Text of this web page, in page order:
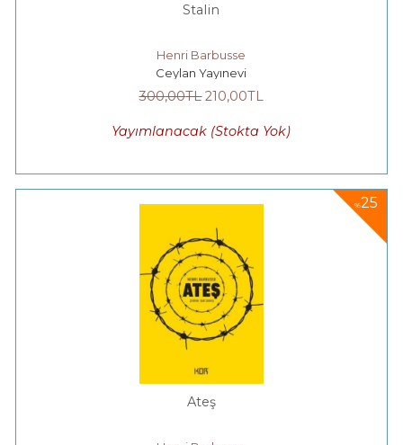
Stalin
Henri Barbusse
Ceylan Yayınevi
300,00TL 210,00TL
Yayımlanacak (Stokta Yok)
%25
Ateş